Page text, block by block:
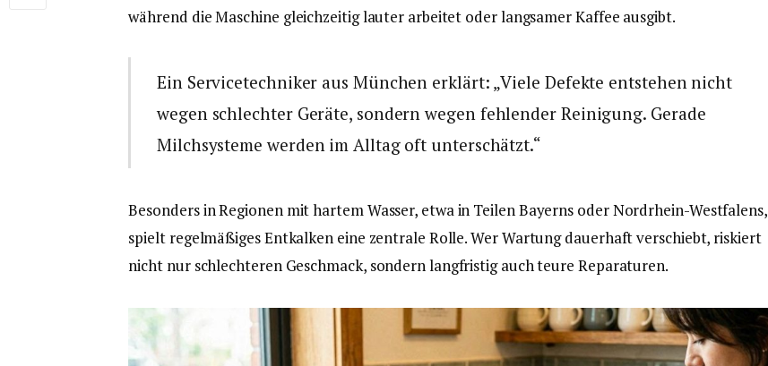
während die Maschine gleichzeitig lauter arbeitet oder langsamer Kaffee ausgibt.
Ein Servicetechniker aus München erklärt: „Viele Defekte entstehen nicht
wegen schlechter Geräte, sondern wegen fehlender Reinigung. Gerade
Milchsysteme werden im Alltag oft unterschätzt.“
Besonders in Regionen mit hartem Wasser, etwa in Teilen Bayerns oder Nordrhein-Westfalens,
spielt regelmäßiges Entkalken eine zentrale Rolle. Wer Wartung dauerhaft verschiebt, riskiert
nicht nur schlechteren Geschmack, sondern langfristig auch teure Reparaturen.